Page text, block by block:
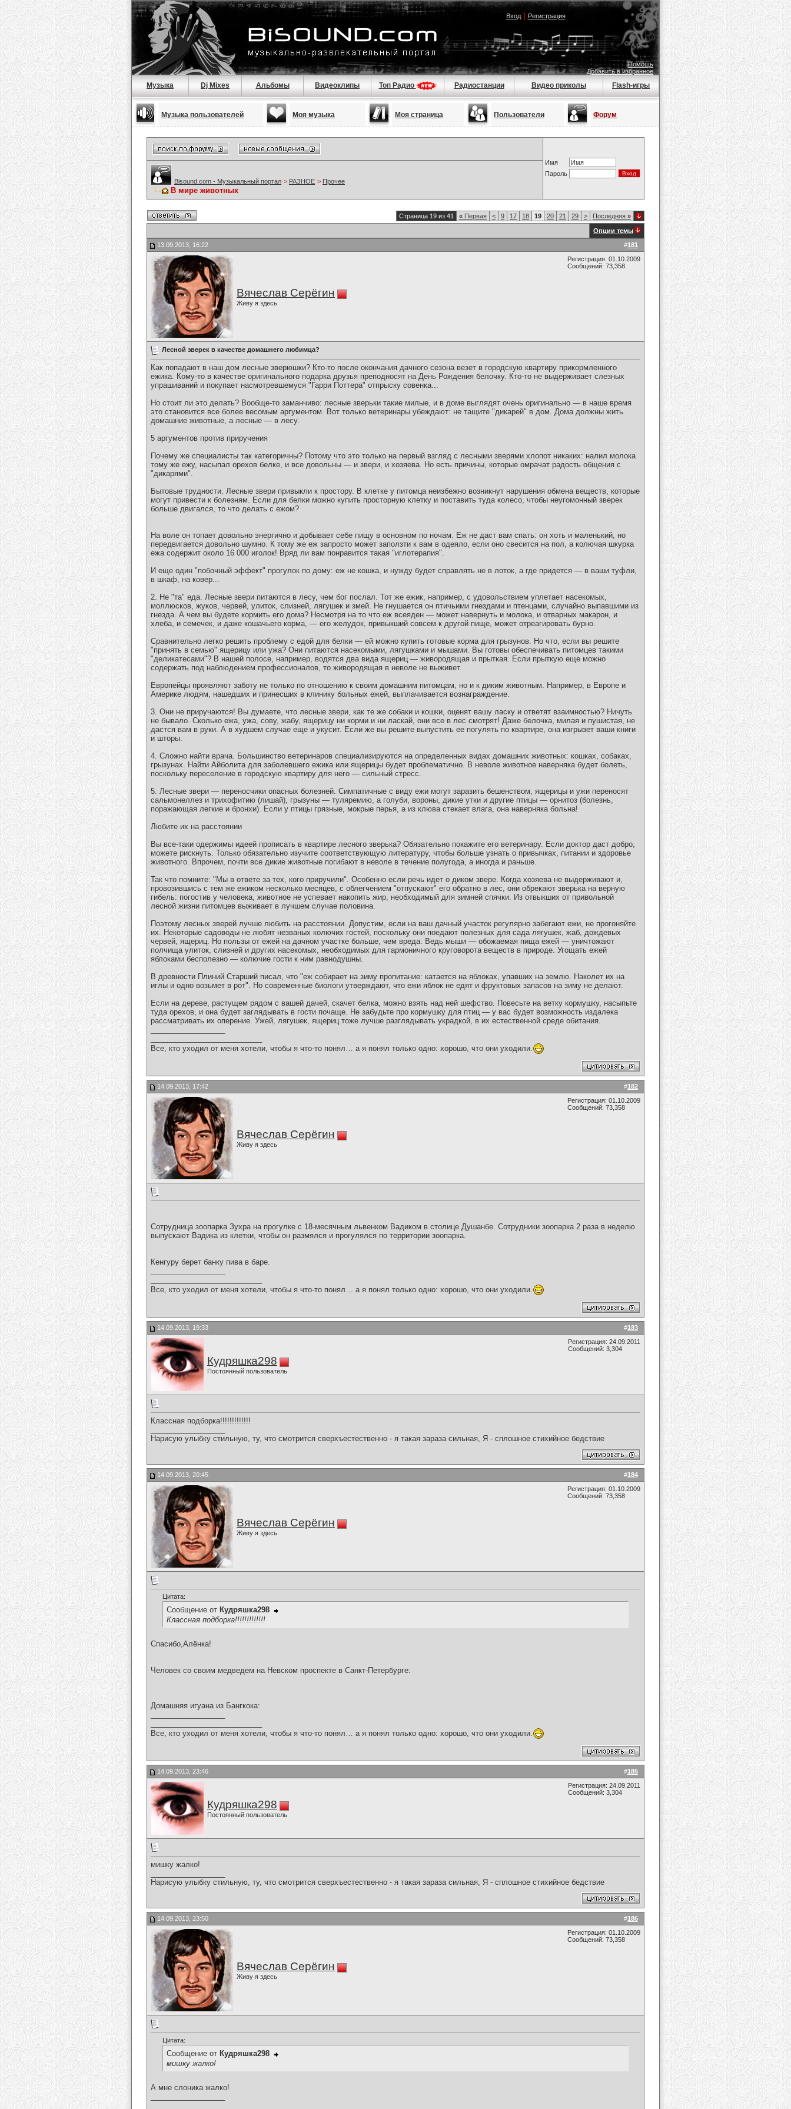
Вход| Регистрация
Помощь
Добавить в избранное
Музыка Dj Mixes Альбомы Видеоклипы Топ Радио Радиостанции Видео приколы Flash-игры
Музыка пользователей Моя музыка Моя страница Пользователи Форум
Имя
Пароль
Bisound.com - Музыкальный портал > РАЗНОЕ > Прочее
В мире животных
Страница 19 из 41 « Первая < 9 17 18 19 20 21 29 > Последняя »
Опции темы
#181
13.09.2013, 16:22
Вячеслав Серёгин
Живу я здесь
Регистрация: 01.10.2009
Сообщений: 73,358
Лесной зверек в качестве домашнего любимца?
Как попадают в наш дом лесные зверюшки? Кто-то после окончания дачного сезона везет в городскую квартиру прикормленного
ежика. Кому-то в качестве оригинального подарка друзья преподносят на День Рождения белочку. Кто-то не выдерживает слезных
упрашиваний и покупает насмотревшемуся "Гарри Поттера" отпрыску совенка...
Но стоит ли это делать? Вообще-то заманчиво: лесные зверьки такие милые, и в доме выглядят очень оригинально — в наше время
это становится все более весомым аргументом. Вот только ветеринары убеждают: не тащите "дикарей" в дом. Дома должны жить
домашние животные, а лесные — в лесу.
5 аргументов против приручения
Почему же специалисты так категоричны? Потому что это только на первый взгляд с лесными зверями хлопот никаких: налил молока
тому же ежу, насыпал орехов белке, и все довольны — и звери, и хозяева. Но есть причины, которые омрачат радость общения с
"дикарями".
Бытовые трудности. Лесные звери привыкли к простору. В клетке у питомца неизбежно возникнут нарушения обмена веществ, которые
могут привести к болезням. Если для белки можно купить просторную клетку и поставить туда колесо, чтобы неугомонный зверек
больше двигался, то что делать с ежом?
На воле он топает довольно энергично и добывает себе пищу в основном по ночам. Еж не даст вам спать: он хоть и маленький, но
передвигается довольно шумно. К тому же еж запросто может заползти к вам в одеяло, если оно свесится на пол, а колючая шкурка
ежа содержит около 16 000 иголок! Вряд ли вам понравится такая "иглотерапия".
И еще один "побочный эффект" прогулок по дому: еж не кошка, и нужду будет справлять не в лоток, а где придется — в ваши туфли,
в шкаф, на ковер...
2. Не "та" еда. Лесные звери питаются в лесу, чем бог послал. Тот же ежик, например, с удовольствием уплетает насекомых,
моллюсков, жуков, червей, улиток, слизней, лягушек и змей. Не гнушается он птичьими гнездами и птенцами, случайно выпавшими из
гнезда. А чем вы будете кормить его дома? Несмотря на то что еж всеяден — может навернуть и молока, и отварных макарон, и
хлеба, и семечек, и даже кошачьего корма, — его желудок, привыкший совсем к другой пище, может отреагировать бурно.
Сравнительно легко решить проблему с едой для белки — ей можно купить готовые корма для грызунов. Но что, если вы решите
"принять в семью" ящерицу или ужа? Они питаются насекомыми, лягушками и мышами. Вы готовы обеспечивать питомцев такими
"деликатесами"? В нашей полосе, например, водятся два вида ящериц — живородящая и прыткая. Если прыткую еще можно
содержать под наблюдением профессионалов, то живородящая в неволе не выживет.
Европейцы проявляют заботу не только по отношению к своим домашним питомцам, но и к диким животным. Например, в Европе и
Америке людям, нашедших и принесших в клинику больных ежей, выплачивается вознаграждение.
3. Они не приручаются! Вы думаете, что лесные звери, как те же собаки и кошки, оценят вашу ласку и ответят взаимностью? Ничуть
не бывало. Сколько ежа, ужа, сову, жабу, ящерицу ни корми и ни ласкай, они все в лес смотрят! Даже белочка, милая и пушистая, не
дастся вам в руки. А в худшем случае еще и укусит. Если же вы решите выпустить ее погулять по квартире, она изгрызет ваши книги
и шторы.
4. Сложно найти врача. Большинство ветеринаров специализируются на определенных видах домашних животных: кошках, собаках,
грызунах. Найти Айболита для заболевшего ежика или ящерицы будет проблематично. В неволе животное наверняка будет болеть,
поскольку переселение в городскую квартиру для него — сильный стресс.
5. Лесные звери — переносчики опасных болезней. Симпатичные с виду ежи могут заразить бешенством, ящерицы и ужи переносят
сальмонеллез и трихофитию (лишай), грызуны — туляремию, а голуби, вороны, дикие утки и другие птицы — орнитоз (болезнь,
поражающая легкие и бронхи). Если у птицы грязные, мокрые перья, а из клюва стекает влага, она наверняка больна!
Любите их на расстоянии
Вы все-таки одержимы идеей прописать в квартире лесного зверька? Обязательно покажите его ветеринару. Если доктор даст добро,
можете рискнуть. Только обязательно изучите соответствующую литературу, чтобы больше узнать о привычках, питании и здоровье
животного. Впрочем, почти все дикие животные погибают в неволе в течение полугода, а иногда и раньше.
Так что помните: "Мы в ответе за тех, кого приручили". Особенно если речь идет о диком звере. Когда хозяева не выдерживают и,
провозившись с тем же ежиком несколько месяцев, с облегчением "отпускают" его обратно в лес, они обрекают зверька на верную
гибель: погостив у человека, животное не успевает накопить жир, необходимый для зимней спячки. Из отвыкших от привольной
лесной жизни питомцев выживает в лучшем случае половина.
Поэтому лесных зверей лучше любить на расстоянии. Допустим, если на ваш дачный участок регулярно забегают ежи, не прогоняйте
их. Некоторые садоводы не любят незваных колючих гостей, поскольку они поедают полезных для сада лягушек, жаб, дождевых
червей, ящериц. Но пользы от ежей на дачном участке больше, чем вреда. Ведь мыши — обожаемая пища ежей — уничтожают
полчища улиток, слизней и других насекомых, необходимых для гармоничного круговорота веществ в природе. Угощать ежей
яблоками бесполезно — колючие гости к ним равнодушны.
В древности Плиний Старший писал, что "еж собирает на зиму пропитание: катается на яблоках, упавших на землю. Наколет их на
иглы и одно возьмет в рот". Но современные биологи утверждают, что ежи яблок не едят и фруктовых запасов на зиму не делают.
Если на дереве, растущем рядом с вашей дачей, скачет белка, можно взять над ней шефство. Повесьте на ветку кормушку, насыпьте
туда орехов, и она будет заглядывать в гости почаще. Не забудьте про кормушку для птиц — у вас будет возможность издалека
рассматривать их оперение. Ужей, лягушек, ящериц тоже лучше разглядывать украдкой, в их естественной среде обитания.
Все, кто уходил от меня хотели, чтобы я что-то понял… а я понял только одно: хорошо, что они уходили.
#182
14.09.2013, 17:42
Вячеслав Серёгин
Живу я здесь
Регистрация: 01.10.2009
Сообщений: 73,358
Сотрудница зоопарка Зухра на прогулке с 18-месячным львенком Вадиком в столице Душанбе. Сотрудники зоопарка 2 раза в неделю
выпускают Вадика из клетки, чтобы он размялся и прогулялся по территории зоопарка.
Кенгуру берет банку пива в баре.
Все, кто уходил от меня хотели, чтобы я что-то понял… а я понял только одно: хорошо, что они уходили.
#183
14.09.2013, 19:33
Кудряшка298
Постоянный пользователь
Регистрация: 24.09.2011
Сообщений: 3,304
Классная подборка!!!!!!!!!!!!!
Нарисую улыбку стильную, ту, что смотрится сверхъестественно - я такая зараза сильная, Я - сплошное стихийное бедствие
#184
14.09.2013, 20:45
Вячеслав Серёгин
Живу я здесь
Регистрация: 01.10.2009
Сообщений: 73,358
Цитата:
Сообщение от Кудряшка298
Классная подборка!!!!!!!!!!!!!
Спасибо,Алёнка!
Человек со своим медведем на Невском проспекте в Санкт-Петербурге:
Домашняя игуана из Бангкока:
Все, кто уходил от меня хотели, чтобы я что-то понял… а я понял только одно: хорошо, что они уходили.
#185
14.09.2013, 23:46
Кудряшка298
Постоянный пользователь
Регистрация: 24.09.2011
Сообщений: 3,304
мишку жалко!
Нарисую улыбку стильную, ту, что смотрится сверхъестественно - я такая зараза сильная, Я - сплошное стихийное бедствие
#186
14.09.2013, 23:50
Вячеслав Серёгин
Живу я здесь
Регистрация: 01.10.2009
Сообщений: 73,358
Цитата:
Сообщение от Кудряшка298
мишку жалко!
А мне слоника жалко!